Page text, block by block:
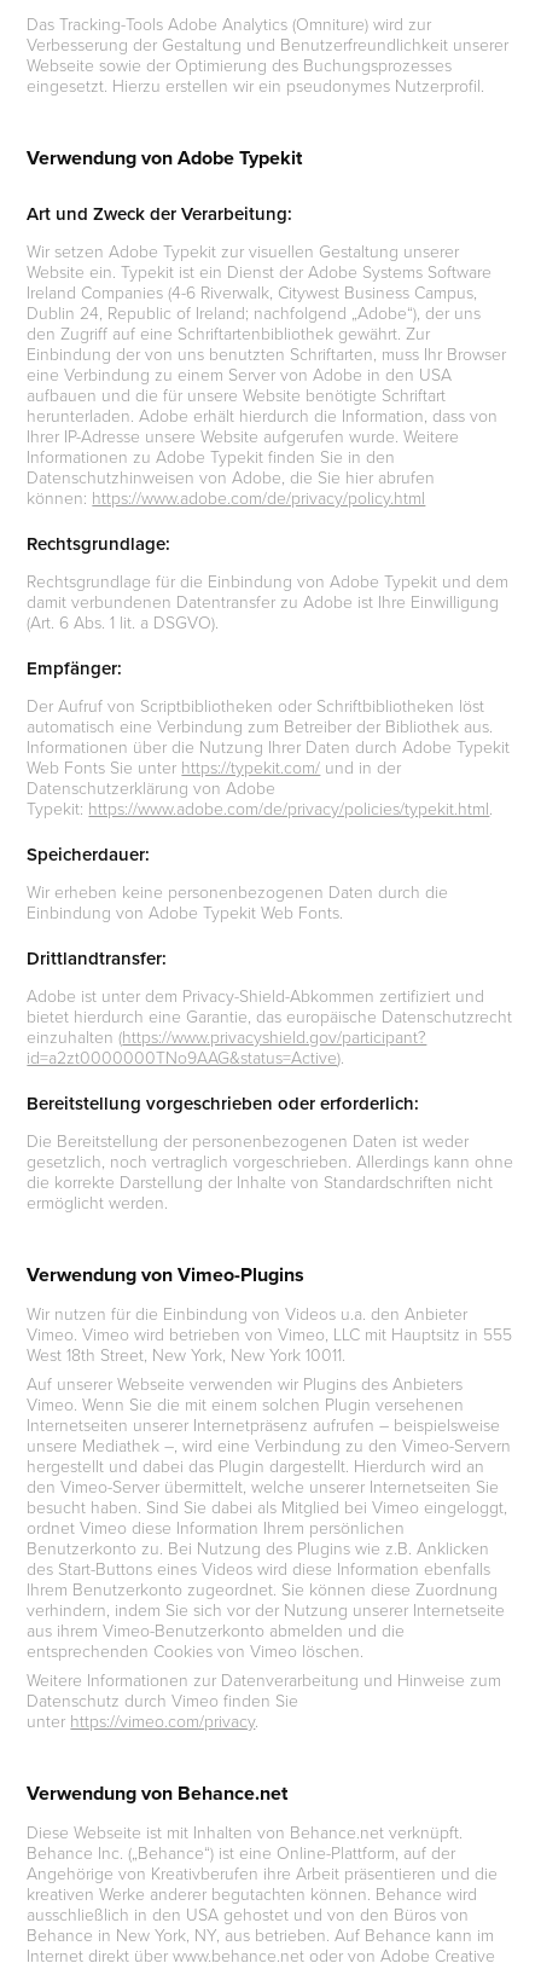
Das Tracking-Tools Adobe Analytics (Omniture) wird zur
Verbesserung der Gestaltung und Benutzerfreundlichkeit unserer
Webseite sowie der Optimierung des Buchungsprozesses
eingesetzt. Hierzu erstellen wir ein pseudonymes Nutzerprofil.
Verwendung von Adobe Typekit
Art und Zweck der Verarbeitung:
Wir setzen Adobe Typekit zur visuellen Gestaltung unserer
Website ein. Typekit ist ein Dienst der Adobe Systems Software
Ireland Companies (4-6 Riverwalk, Citywest Business Campus,
Dublin 24, Republic of Ireland; nachfolgend „Adobe“), der uns
den Zugriff auf eine Schriftartenbibliothek gewährt. Zur
Einbindung der von uns benutzten Schriftarten, muss Ihr Browser
eine Verbindung zu einem Server von Adobe in den USA
aufbauen und die für unsere Website benötigte Schriftart
herunterladen. Adobe erhält hierdurch die Information, dass von
Ihrer IP-Adresse unsere Website aufgerufen wurde. Weitere
Informationen zu Adobe Typekit finden Sie in den
Datenschutzhinweisen von Adobe, die Sie hier abrufen
können: https://www.adobe.com/de/privacy/policy.html
Rechtsgrundlage:
Rechtsgrundlage für die Einbindung von Adobe Typekit und dem
damit verbundenen Datentransfer zu Adobe ist Ihre Einwilligung
(Art. 6 Abs. 1 lit. a DSGVO).
Empfänger:
Der Aufruf von Scriptbibliotheken oder Schriftbibliotheken löst
automatisch eine Verbindung zum Betreiber der Bibliothek aus.
Informationen über die Nutzung Ihrer Daten durch Adobe Typekit
Web Fonts Sie unter https://typekit.com/ und in der
Datenschutzerklärung von Adobe
Typekit: https://www.adobe.com/de/privacy/policies/typekit.html.
Speicherdauer:
Wir erheben keine personenbezogenen Daten durch die
Einbindung von Adobe Typekit Web Fonts.
Drittlandtransfer:
Adobe ist unter dem Privacy-Shield-Abkommen zertifiziert und
bietet hierdurch eine Garantie, das europäische Datenschutzrecht
einzuhalten (https://www.privacyshield.gov/participant?
id=a2zt0000000TNo9AAG&status=Active).
Bereitstellung vorgeschrieben oder erforderlich:
Die Bereitstellung der personenbezogenen Daten ist weder
gesetzlich, noch vertraglich vorgeschrieben. Allerdings kann ohne
die korrekte Darstellung der Inhalte von Standardschriften nicht
ermöglicht werden.
Verwendung von Vimeo-Plugins
Wir nutzen für die Einbindung von Videos u.a. den Anbieter
Vimeo. Vimeo wird betrieben von Vimeo, LLC mit Hauptsitz in 555
West 18th Street, New York, New York 10011.
Auf unserer Webseite verwenden wir Plugins des Anbieters
Vimeo. Wenn Sie die mit einem solchen Plugin versehenen
Internetseiten unserer Internetpräsenz aufrufen – beispielsweise
unsere Mediathek –, wird eine Verbindung zu den Vimeo-Servern
hergestellt und dabei das Plugin dargestellt. Hierdurch wird an
den Vimeo-Server übermittelt, welche unserer Internetseiten Sie
besucht haben. Sind Sie dabei als Mitglied bei Vimeo eingeloggt,
ordnet Vimeo diese Information Ihrem persönlichen
Benutzerkonto zu. Bei Nutzung des Plugins wie z.B. Anklicken
des Start-Buttons eines Videos wird diese Information ebenfalls
Ihrem Benutzerkonto zugeordnet. Sie können diese Zuordnung
verhindern, indem Sie sich vor der Nutzung unserer Internetseite
aus ihrem Vimeo-Benutzerkonto abmelden und die
entsprechenden Cookies von Vimeo löschen.
Weitere Informationen zur Datenverarbeitung und Hinweise zum
Datenschutz durch Vimeo finden Sie
unter https://vimeo.com/privacy.
Verwendung von Behance.net
Diese Webseite ist mit Inhalten von Behance.net verknüpft.
Behance Inc. („Behance“) ist eine Online-Plattform, auf der
Angehörige von Kreativberufen ihre Arbeit präsentieren und die
kreativen Werke anderer begutachten können. Behance wird
ausschließlich in den USA gehostet und von den Büros von
Behance in New York, NY, aus betrieben. Auf Behance kann im
Internet direkt über www.behance.net oder von Adobe Creative